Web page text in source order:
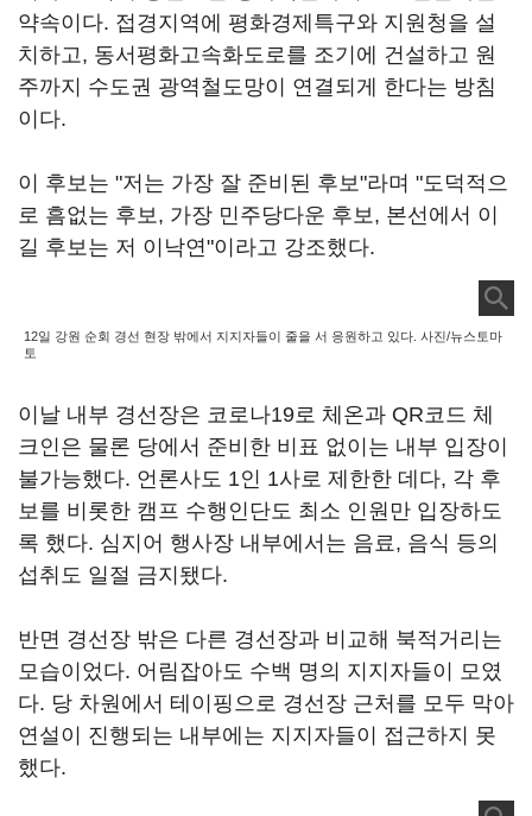
약속이다. 접경지역에 평화경제특구와 지원청을 설
치하고, 동서평화고속화도로를 조기에 건설하고 원
주까지 수도권 광역철도망이 연결되게 한다는 방침
이다.
이 후보는 "저는 가장 잘 준비된 후보"라며 "도덕적으
로 흠없는 후보, 가장 민주당다운 후보, 본선에서 이
길 후보는 저 이낙연"이라고 강조했다.
12일 강원 순회 경선 현장 밖에서 지지자들이 줄을 서 응원하고 있다. 사진/뉴스토마
토
이날 내부 경선장은 코로나19로 체온과 QR코드 체
크인은 물론 당에서 준비한 비표 없이는 내부 입장이
불가능했다. 언론사도 1인 1사로 제한한 데다, 각 후
보를 비롯한 캠프 수행인단도 최소 인원만 입장하도
록 했다. 심지어 행사장 내부에서는 음료, 음식 등의
섭취도 일절 금지됐다.
반면 경선장 밖은 다른 경선장과 비교해 북적거리는
모습이었다. 어림잡아도 수백 명의 지지자들이 모였
다. 당 차원에서 테이핑으로 경선장 근처를 모두 막아
연설이 진행되는 내부에는 지지자들이 접근하지 못
했다.